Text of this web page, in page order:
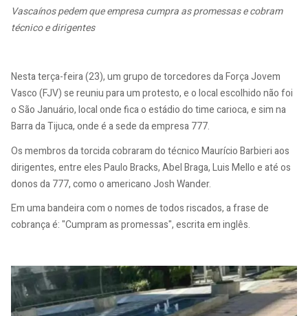
Vascaínos pedem que empresa cumpra as promessas e cobram
técnico e dirigentes
Nesta terça-feira (23), um grupo de torcedores da Força Jovem
Vasco (FJV) se reuniu para um protesto, e o local escolhido não foi
o São Januário, local onde fica o estádio do time carioca, e sim na
Barra da Tijuca, onde é a sede da empresa 777.
Os membros da torcida cobraram do técnico Maurício Barbieri aos
dirigentes, entre eles Paulo Bracks, Abel Braga, Luis Mello e até os
donos da 777, como o americano Josh Wander.
Em uma bandeira com o nomes de todos riscados, a frase de
cobrança é: "Cumpram as promessas", escrita em inglês.